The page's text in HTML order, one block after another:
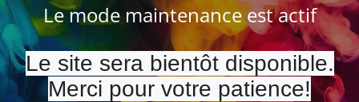
Le mode maintenance est actif
Le site sera bientôt disponible.
Merci pour votre patience!